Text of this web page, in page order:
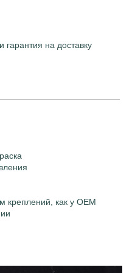
гарантия на доставку
креплений, как у OEM